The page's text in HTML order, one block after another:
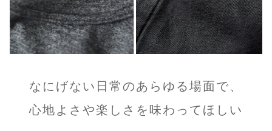
なにげない日常のあらゆる場面で、
心地よさや楽しさを味わってほしい